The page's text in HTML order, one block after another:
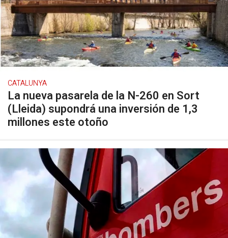
CATALUNYA
La nueva pasarela de la N-260 en Sort
(Lleida) supondrá una inversión de 1,3
millones este otoño